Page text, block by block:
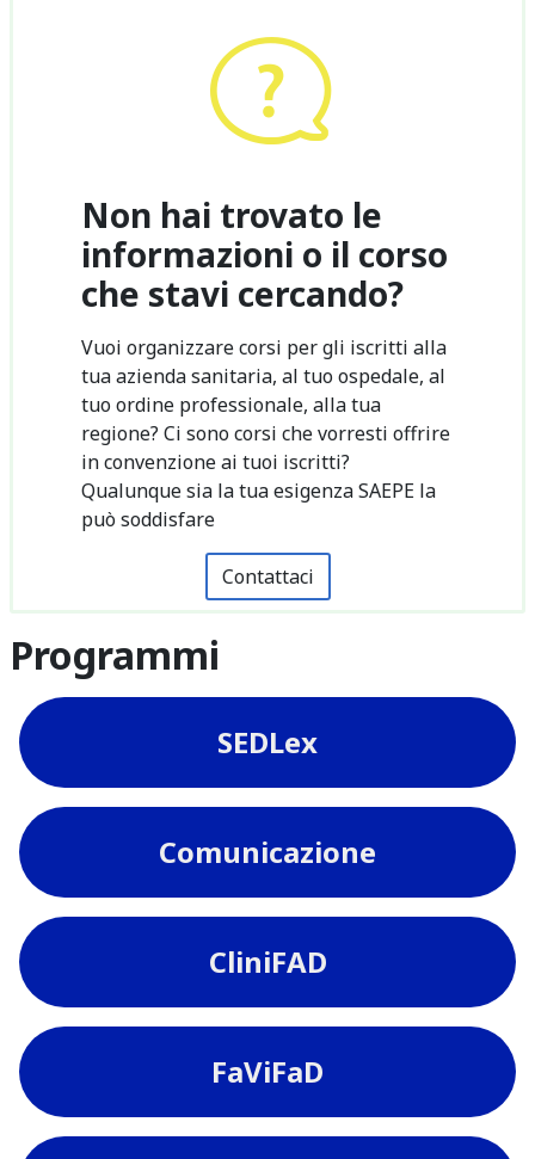
Non hai trovato le
informazioni o il corso
che stavi cercando?
Vuoi organizzare corsi per gli iscritti alla
tua azienda sanitaria, al tuo ospedale, al
tuo ordine professionale, alla tua
regione? Ci sono corsi che vorresti offrire
in convenzione ai tuoi iscritti?
Qualunque sia la tua esigenza SAEPE la
può soddisfare
Contattaci
Programmi
SEDLex
Comunicazione
CliniFAD
FaViFaD